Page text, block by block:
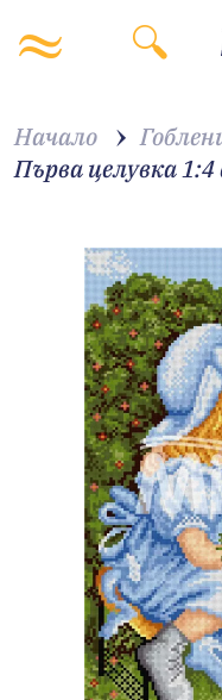
Начало
Първа целувка